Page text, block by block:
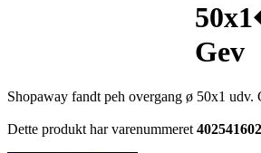
Gev
Shopaway fandt peh overgang ø 50x1 udv.
Dette produkt har varenummeret